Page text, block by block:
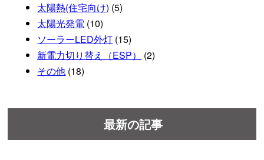
太陽熱(住宅向け) (5)
太陽光発電 (10)
ソーラーLED外灯 (15)
新電力切り替え（ESP）
(2)
その他 (18)
最新の記事